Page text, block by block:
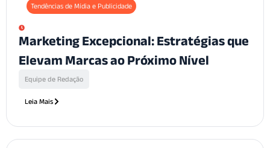
Tendências de Mídia e Publicidade
Marketing Excepcional: Estratégias que
Elevam Marcas ao Próximo Nível
Equipe de Redação
Leia Mais